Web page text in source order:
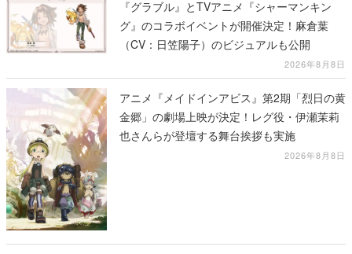
『グラブル』とTVアニメ『シャーマンキン
グ』のコラボイベントが開催決定！麻倉葉
（CV：日笠陽子）のビジュアルも公開
2026年8月8日
アニメ『メイドインアビス』第2期「烈日の黄
金郷」の劇場上映が決定！レグ役・伊瀬茉莉
也さんらが登壇する舞台挨拶も実施
2026年8月8日